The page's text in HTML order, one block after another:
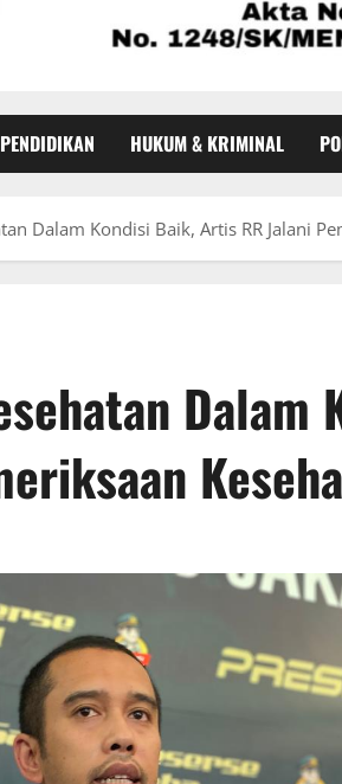
PENDIDIKAN HUKUM & KRIMINAL
Dalam Kondisi Baik, Artis RR Jalani
Dalam